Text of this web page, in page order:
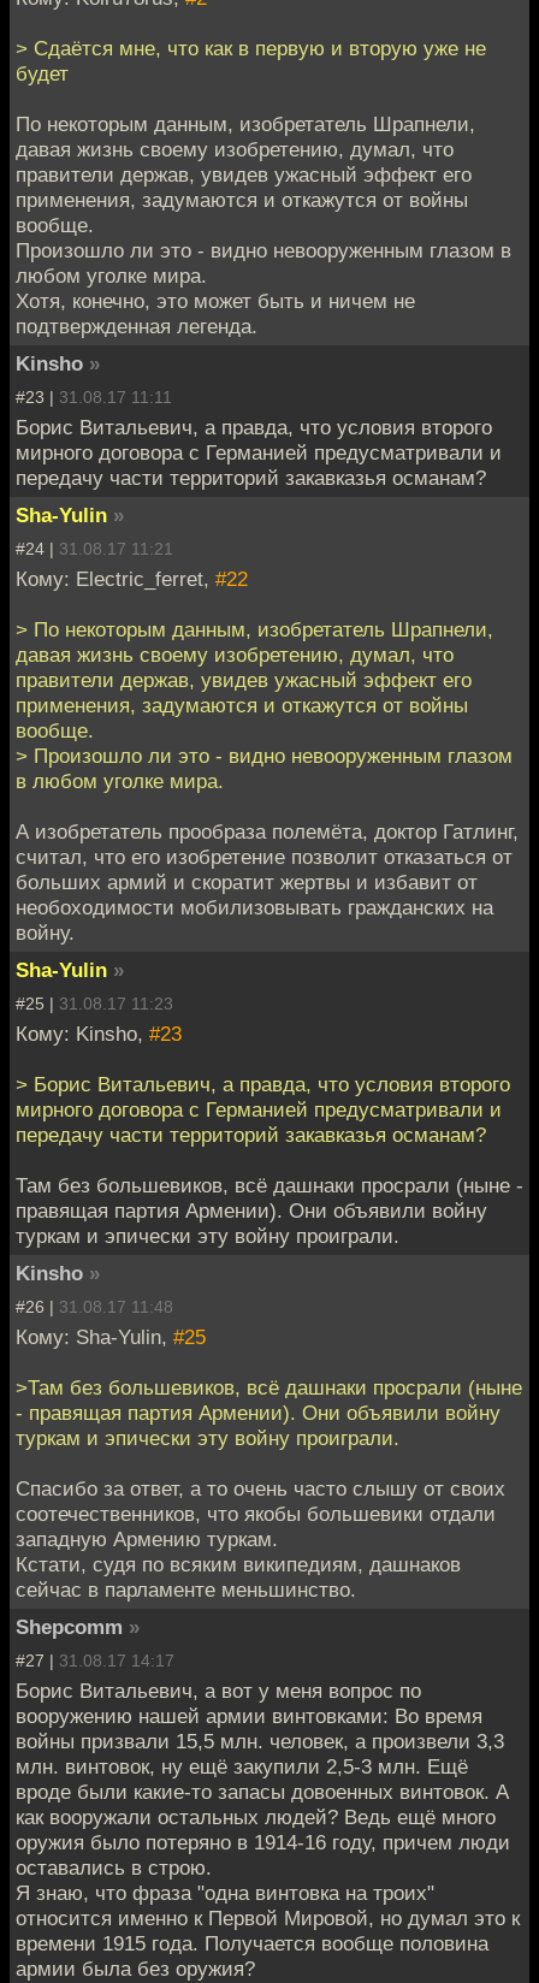
> Сдаётся мне, что как в первую и вторую уже не
будет
По некоторым данным, изобретатель Шрапнели,
давая жизнь своему изобретению, думал, что
правители держав, увидев ужасный эффект его
применения, задумаются и откажутся от войны
вообще.
Произошло ли это - видно невооруженным глазом в
любом уголке мира.
Хотя, конечно, это может быть и ничем не
подтвержденная легенда.
Kinsho »
#23 | 31.08.17 11:11
Борис Витальевич, а правда, что условия второго
мирного договора с Германией предусматривали и
передачу части территорий закавказья османам?
Sha-Yulin »
#24 | 31.08.17 11:21
Кому: Electric_ferret, #22
> По некоторым данным, изобретатель Шрапнели,
давая жизнь своему изобретению, думал, что
правители держав, увидев ужасный эффект его
применения, задумаются и откажутся от войны
вообще.
> Произошло ли это - видно невооруженным глазом
в любом уголке мира.
А изобретатель прообраза полемёта, доктор Гатлинг,
считал, что его изобретение позволит отказаться от
больших армий и скоратит жертвы и избавит от
необоходимости мобилизовывать гражданских на
войну.
Sha-Yulin »
#25 | 31.08.17 11:23
Кому: Kinsho, #23
> Борис Витальевич, а правда, что условия второго
мирного договора с Германией предусматривали и
передачу части территорий закавказья османам?
Там без большевиков, всё дашнаки просрали (ныне -
правящая партия Армении). Они объявили войну
туркам и эпически эту войну проиграли.
Kinsho »
#26 | 31.08.17 11:48
Кому: Sha-Yulin, #25
>Там без большевиков, всё дашнаки просрали (ныне
- правящая партия Армении). Они объявили войну
туркам и эпически эту войну проиграли.
Спасибо за ответ, а то очень часто слышу от своих
соотечественников, что якобы большевики отдали
западную Армению туркам.
Кстати, судя по всяким википедиям, дашнаков
сейчас в парламенте меньшинство.
Shepcomm »
#27 | 31.08.17 14:17
Борис Витальевич, а вот у меня вопрос по
вооружению нашей армии винтовками: Во время
войны призвали 15,5 млн. человек, а произвели 3,3
млн. винтовок, ну ещё закупили 2,5-3 млн. Ещё
вроде были какие-то запасы довоенных винтовок. А
как вооружали остальных людей? Ведь ещё много
оружия было потеряно в 1914-16 году, причем люди
оставались в строю.
Я знаю, что фраза "одна винтовка на троих"
относится именно к Первой Мировой, но думал это к
времени 1915 года. Получается вообще половина
армии была без оружия?